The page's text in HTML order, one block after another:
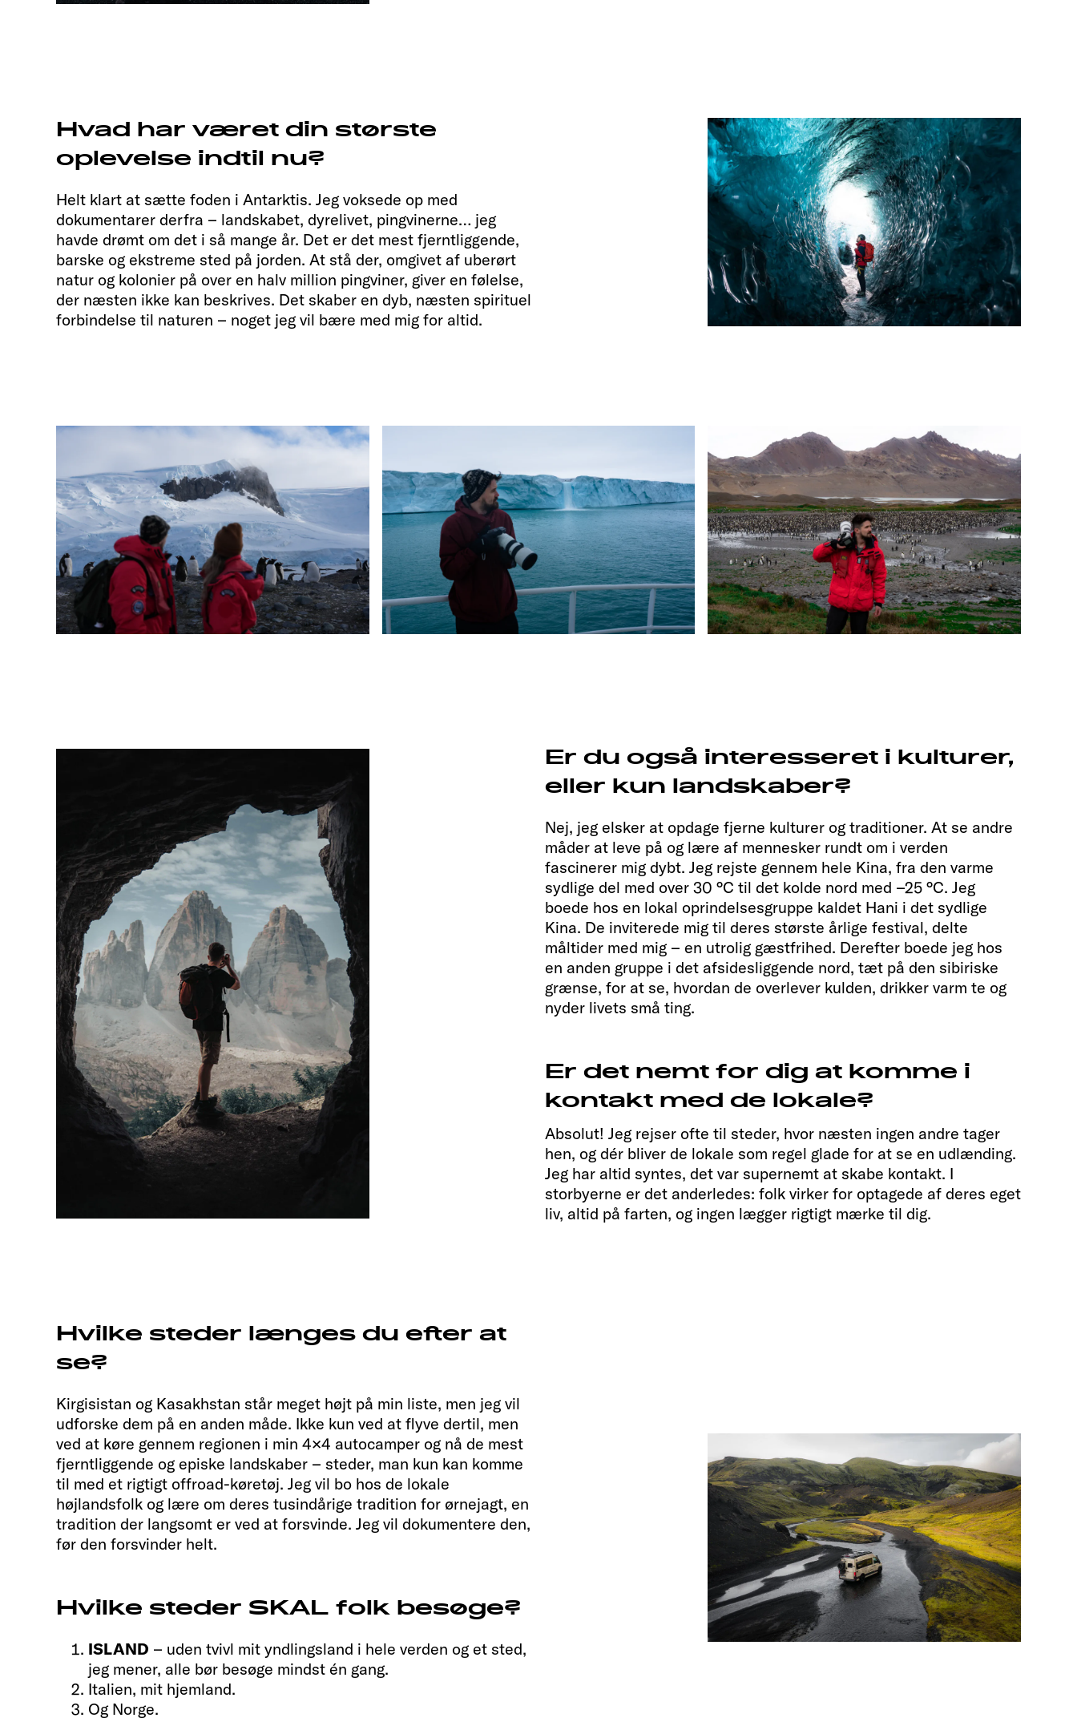
Hvad har været din største
oplevelse indtil nu?
Helt klart at sætte foden i Antarktis. Jeg voksede op med
dokumentarer derfra – landskabet, dyrelivet, pingvinerne… jeg
havde drømt om det i så mange år. Det er det mest fjerntliggende,
barske og ekstreme sted på jorden. At stå der, omgivet af uberørt
natur og kolonier på over en halv million pingviner, giver en følelse,
der næsten ikke kan beskrives. Det skaber en dyb, næsten spirituel
forbindelse til naturen – noget jeg vil bære med mig for altid.
Er du også interesseret i kulturer,
eller kun landskaber?
Nej, jeg elsker at opdage fjerne kulturer og traditioner. At se andre
måder at leve på og lære af mennesker rundt om i verden
fascinerer mig dybt. Jeg rejste gennem hele Kina, fra den varme
sydlige del med over 30 °C til det kolde nord med –25 °C. Jeg
boede hos en lokal oprindelsesgruppe kaldet Hani i det sydlige
Kina. De inviterede mig til deres største årlige festival, delte
måltider med mig – en utrolig gæstfrihed. Derefter boede jeg hos
en anden gruppe i det afsidesliggende nord, tæt på den sibiriske
grænse, for at se, hvordan de overlever kulden, drikker varm te og
nyder livets små ting.
Er det nemt for dig at komme i
kontakt med de lokale?
Absolut! Jeg rejser ofte til steder, hvor næsten ingen andre tager
hen, og dér bliver de lokale som regel glade for at se en udlænding.
Jeg har altid syntes, det var supernemt at skabe kontakt. I
storbyerne er det anderledes: folk virker for optagede af deres eget
liv, altid på farten, og ingen lægger rigtigt mærke til dig.
Hvilke steder længes du efter at
se?
Kirgisistan og Kasakhstan står meget højt på min liste, men jeg vil
udforske dem på en anden måde. Ikke kun ved at flyve dertil, men
ved at køre gennem regionen i min 4×4 autocamper og nå de mest
fjerntliggende og episke landskaber – steder, man kun kan komme
til med et rigtigt offroad-køretøj. Jeg vil bo hos de lokale
højlandsfolk og lære om deres tusindårige tradition for ørnejagt, en
tradition der langsomt er ved at forsvinde. Jeg vil dokumentere den,
før den forsvinder helt.
Hvilke steder SKAL folk besøge?
ISLAND – uden tvivl mit yndlingsland i hele verden og et sted,
jeg mener, alle bør besøge mindst én gang.
Italien, mit hjemland.
Og Norge.